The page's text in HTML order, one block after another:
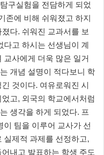
구실험을 전담하게 되었
존에 비해 쉬워졌고 하지
다. 쉬워진 교과서를 보
고 하시는 선생님이 계
교사에게 더욱 많은 일거
개념 설명이 적다보니 학
것이다. 여유로워진 시
고, 외국의 학교에서처럼
생각을 하게 되었다. 프
이 팀을 이루어 교사가 선
실제적 과제를 선정하고,
내고 발표하는 학생 주도